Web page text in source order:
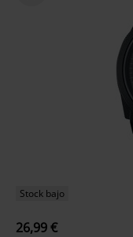
Stock bajo
26,99 €